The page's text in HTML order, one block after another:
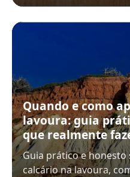
Quando e como
lavoura: guia
que realmente
Guia prático e
calcário na lavoura,